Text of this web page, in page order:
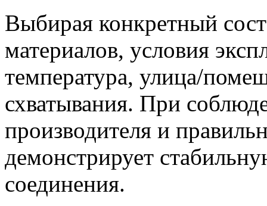
Выбирая конкретный
материалов, условия
температура, улица/
схватывания. При
производителя и
демонстрирует
соединения.